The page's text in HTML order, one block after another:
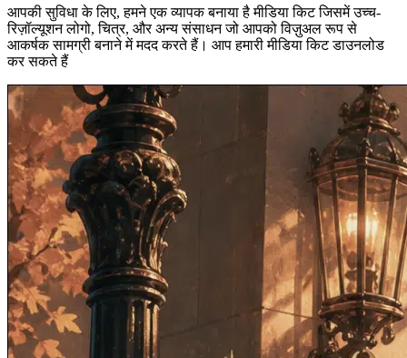
आपकी सुविधा के लिए, हमने एक व्यापक बनाया है मीडिया किट जिसमें उच्च-
रिज़ॉल्यूशन लोगो, चित्र, और अन्य संसाधन जो आपको विज़ुअल रूप से
आकर्षक सामग्री बनाने में मदद करते हैं। आप हमारी मीडिया किट डाउनलोड
कर सकते हैं